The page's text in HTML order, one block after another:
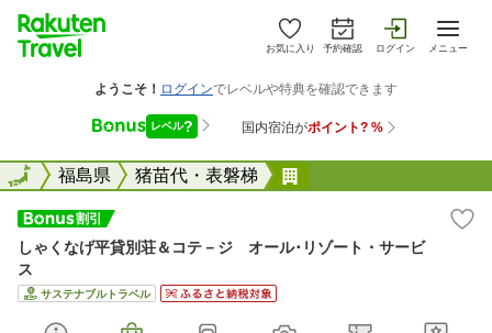
お気に入り 予約確認 ログイン メニュー
全国福島県 猪苗代・表磐梯
全国
しゃくなげ平貸別荘＆コテ－ジ オール･リゾート・サービ
ス
サステナブルトラベル